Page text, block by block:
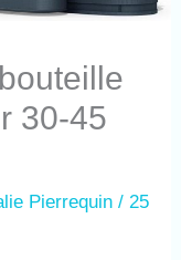
30-45
Pierrequin/ 25